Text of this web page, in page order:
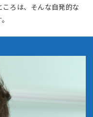
ろは、そんな自発的な